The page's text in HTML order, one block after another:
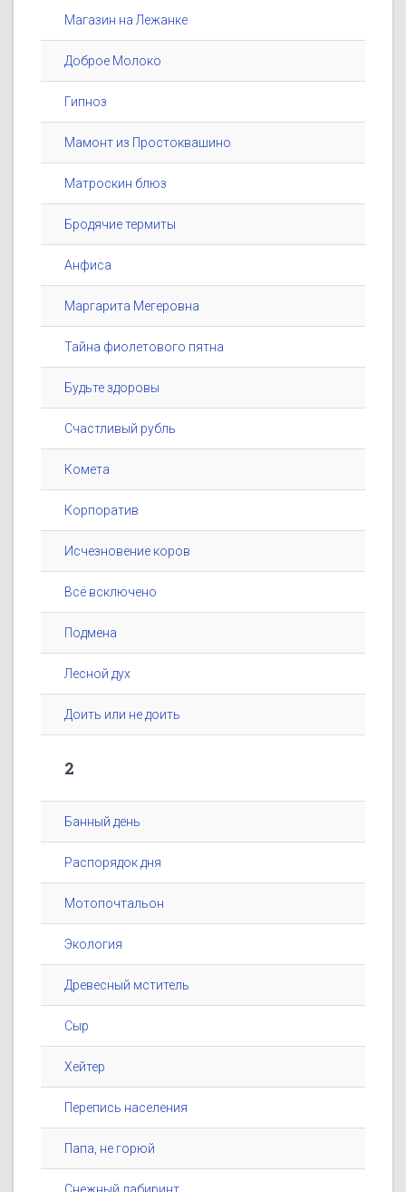
Магазин на Лежанке
Доброе Молоко
Гипноз
Мамонт из Простоквашино
Матроскин блюз
Бродячие термиты
Анфиса
Маргарита Мегеровна
Тайна фиолетового пятна
Будьте здоровы
Счастливый рубль
Комета
Корпоратив
Исчезновение коров
Всё всключено
Подмена
Лесной дух
Доить или не доить
2
Банный день
Распорядок дня
Мотопочтальон
Экология
Древесный мститель
Сыр
Хейтер
Перепись населения
Папа, не горюй